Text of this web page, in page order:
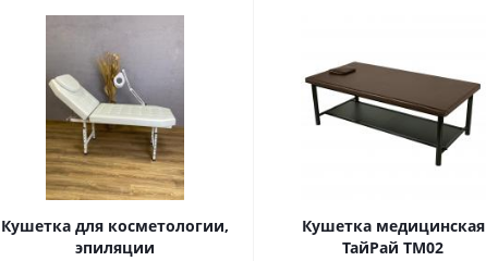
Кушетка для косметологии,
эпиляции
Кушетка медицинская
TaйРай TM02